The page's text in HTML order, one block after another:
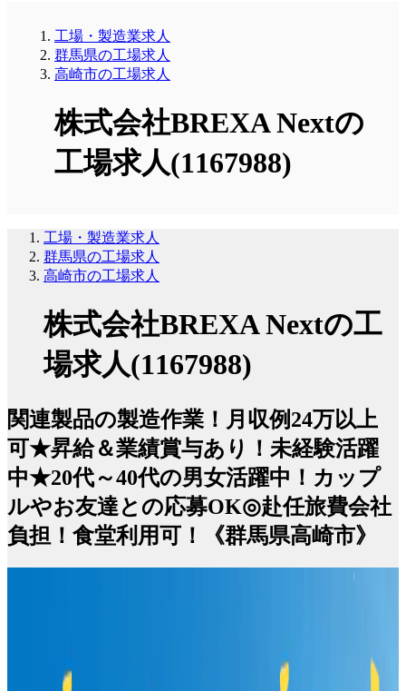
工場・製造業求人
群馬県の工場求人
高崎市の工場求人
株式会社BREXA Nextの
工場求人(1167988)
工場・製造業求人
群馬県の工場求人
高崎市の工場求人
株式会社BREXA Nextの工
場求人(1167988)
関連製品の製造作業！月収例24万以上
可★昇給＆業績賞与あり！未経験活躍
中★20代～40代の男女活躍中！カップ
ルやお友達との応募OK◎赴任旅費会社
負担！食堂利用可！《群馬県高崎市》